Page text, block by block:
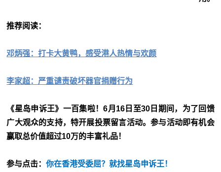
推荐阅读：
邓炳强：打卡大黄鸭，感受港人热情与欢颜
李家超：严重谴责破坏器官捐赠行为
《星岛申诉王》一百集啦！6月16日至30日期间，为了回馈
广大观众的支持，特开展投票留言活动。参与活动即有机会
赢取总价值超过10万的丰富礼品！
参与点击：你在香港受委屈？就找星岛申诉王 ！